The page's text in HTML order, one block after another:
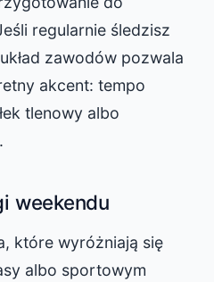
regularnie śledzisz
zawodów pozwala
akcent: tempo
tlenowy albo
weekendu
które wyróżniają się
albo sportowym